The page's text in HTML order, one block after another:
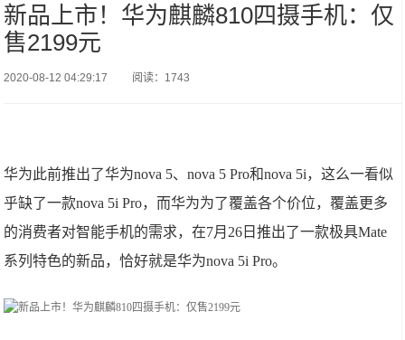
新品上市！华为麒麟810四摄手机：仅
售2199元
2020-08-12 04:29:17 阅读：1743
华为此前推出了华为nova 5、nova 5 Pro和nova 5i，这么一看似
乎缺了一款nova 5i Pro，而华为为了覆盖各个价位，覆盖更多
的消费者对智能手机的需求，在7月26日推出了一款极具Mate
系列特色的新品，恰好就是华为nova 5i Pro。